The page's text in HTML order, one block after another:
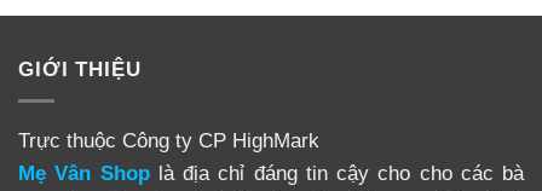
GIỚI THIỆU
Trực thuộc Công ty CP HighMark
Mẹ Vân Shoplà địa chỉ đáng tin cậy cho cho các bà